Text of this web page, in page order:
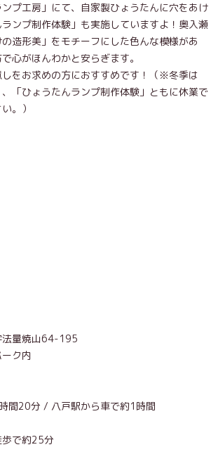
プ工房」にて、自家製ひょうたんに穴をあけ
ンプ制作体験」も実施していますよ！奥入瀬
造形美」をモチーフにした色んな模様があ
心がほんわかと安らぎます。
しをお求めの方におすすめです！（※冬季は
、「ひょうたんランプ制作体験」ともに休業で
。）
法量焼山64-195
ク内
間20分 / 八戸駅から車で約1時間
で約25分